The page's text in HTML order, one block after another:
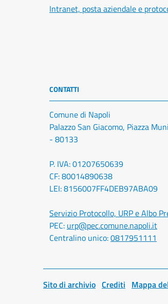
Intranet, posta aziendale e
CONTATTI
Comune di Napoli
Palazzo San Giacomo, Piazza
- 80133
P. IVA: 01207650639
CF: 80014890638
LEI: 8156007FF4DEB97ABA09
Servizio Protocollo, URP e Albo
PEC: urp@pec.comune.napoli.it
Centralino unico:0817951111
Sito di archivio Crediti Mappa